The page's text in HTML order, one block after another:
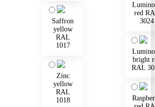
Saffron
yellow
RAL
1017
Zinc
yellow
RAL
1018
red
3024
bright
RAL